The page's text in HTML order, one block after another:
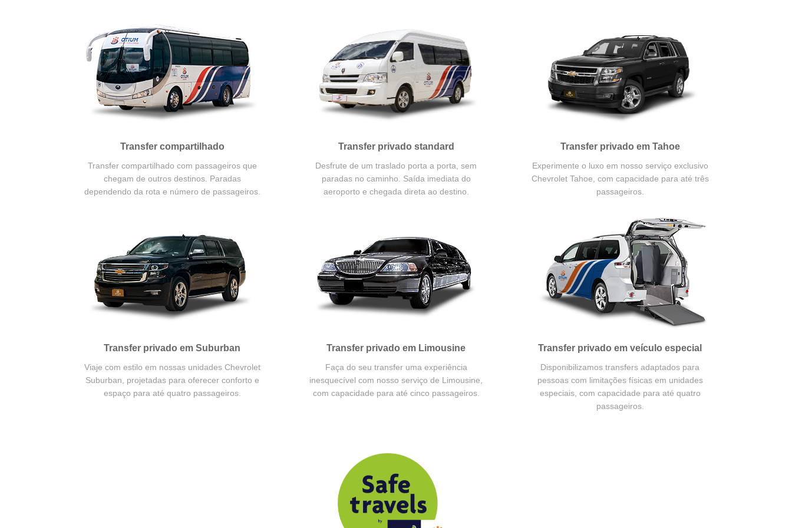
Transfer compartilhado
Transfer compartilhado com passageiros que
chegam de outros destinos. Paradas
dependendo da rota e número de passageiros.
Transfer privado standard
Desfrute de um traslado porta a porta, sem
paradas no caminho. Saída imediata do
aeroporto e chegada direta ao destino.
Transfer privado em Tahoe
Experimente o luxo em nosso serviço exclusivo
Chevrolet Tahoe, com capacidade para até três
passageiros.
Transfer privado em Suburban
Viaje com estilo em nossas unidades Chevrolet
Suburban, projetadas para oferecer conforto e
espaço para até quatro passageiros.
Transfer privado em Limousine
Faça do seu transfer uma experiência
inesquecível com nosso serviço de Limousine,
com capacidade para até cinco passageiros.
Transfer privado em veículo especial
Disponibilizamos transfers adaptados para
pessoas com limitações físicas em unidades
especiais, com capacidade para até quatro
passageiros.